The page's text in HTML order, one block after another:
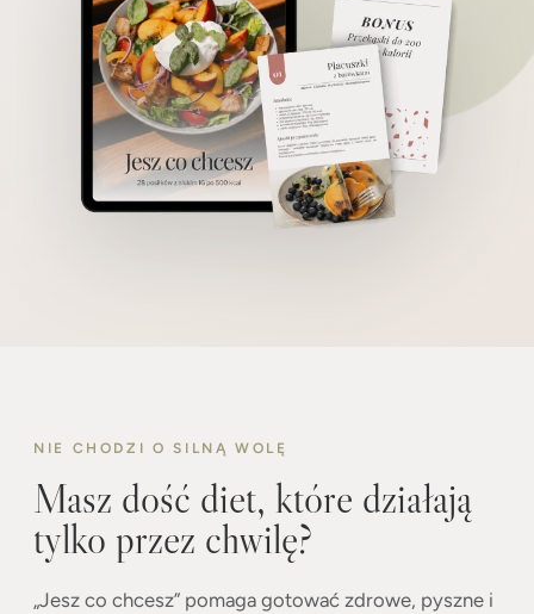
NIE CHODZI O SILNĄ WOLĘ
Masz dość diet, które działają
tylko przez chwilę?
„Jesz co chcesz” pomaga gotować zdrowe, pyszne i